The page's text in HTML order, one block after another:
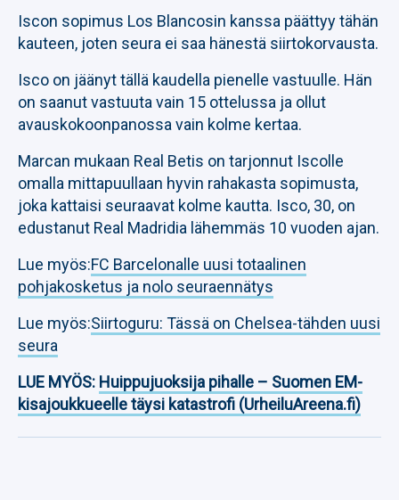
Iscon sopimus Los Blancosin kanssa päättyy tähän
kauteen, joten seura ei saa hänestä siirtokorvausta.
Isco on jäänyt tällä kaudella pienelle vastuulle. Hän
on saanut vastuuta vain 15 ottelussa ja ollut
avauskokoonpanossa vain kolme kertaa.
Marcan mukaan Real Betis on tarjonnut Iscolle
omalla mittapuullaan hyvin rahakasta sopimusta,
joka kattaisi seuraavat kolme kautta. Isco, 30, on
edustanut Real Madridia lähemmäs 10 vuoden ajan.
Lue myös:FC Barcelonalle uusi totaalinen
pohjakosketus ja nolo seuraennätys
Lue myös:Siirtoguru: Tässä on Chelsea-tähden uusi
seura
LUE MYÖS: Huippujuoksija pihalle – Suomen EM-
kisajoukkueelle täysi katastrofi (UrheiluAreena.fi)